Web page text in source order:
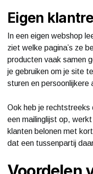
Eigen
In een eigen webshop
ziet welke pagina’s ze
producten vaak samen
je gebruiken om je site
sturen en persoonlijkere
Ook heb je
een mailinglijst op,
klanten belonen met
dat een tussenpartij